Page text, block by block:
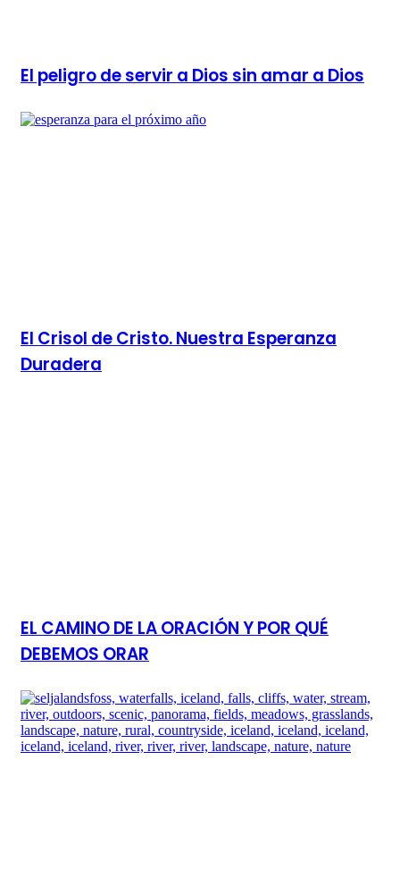
El peligro de servir a Dios sin amar a Dios
El Crisol de Cristo. Nuestra Esperanza
Duradera
EL CAMINO DE LA ORACIÓN Y POR QUÉ
DEBEMOS ORAR